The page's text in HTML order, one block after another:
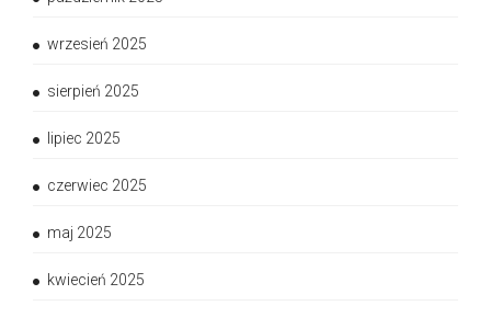
wrzesień 2025
sierpień 2025
lipiec 2025
czerwiec 2025
maj 2025
kwiecień 2025